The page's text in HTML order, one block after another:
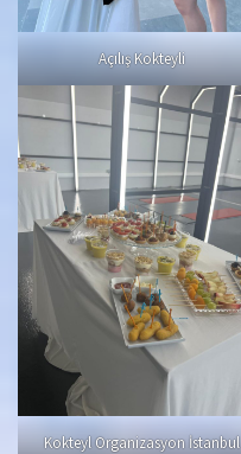
Açılış Kokteyli
Kokteyl Organizasyon İstanbul